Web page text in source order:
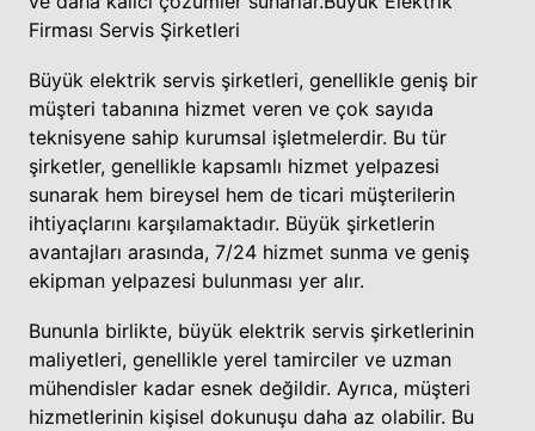
Firması Servis Şirketleri
Büyük elektrik servis şirketleri, genellikle geniş bir
müşteri tabanına hizmet veren ve çok sayıda
teknisyene sahip kurumsal işletmelerdir. Bu tür
şirketler, genellikle kapsamlı hizmet yelpazesi
sunarak hem bireysel hem de ticari müşterilerin
ihtiyaçlarını karşılamaktadır. Büyük şirketlerin
avantajları arasında, 7/24 hizmet sunma ve geniş
ekipman yelpazesi bulunması yer alır.
Bununla birlikte, büyük elektrik servis şirketlerinin
maliyetleri, genellikle yerel tamirciler ve uzman
mühendisler kadar esnek değildir. Ayrıca, müşteri
hizmetlerinin kişisel dokunuşu daha az olabilir. Bu